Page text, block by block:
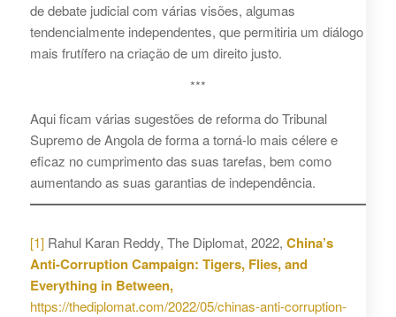
de debate judicial com várias visões, algumas
tendencialmente independentes, que permitiria um diálogo
mais frutífero na criação de um direito justo.
***
Aqui ficam várias sugestões de reforma do Tribunal
Supremo de Angola de forma a torná-lo mais célere e
eficaz no cumprimento das suas tarefas, bem como
aumentando as suas garantias de independência.
[1]Rahul Karan Reddy, The Diplomat, 2022, China’s
Anti-Corruption Campaign: Tigers, Flies, and
Everything in Between,
https://thediplomat.com/2022/05/chinas-anti-corruption-